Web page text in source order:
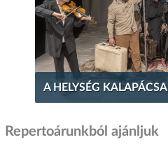
A HELYSÉG KALAPÁCSA
Repertoárunkból ajánljuk